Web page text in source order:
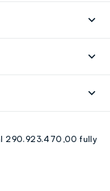
290.923.470,00 fully